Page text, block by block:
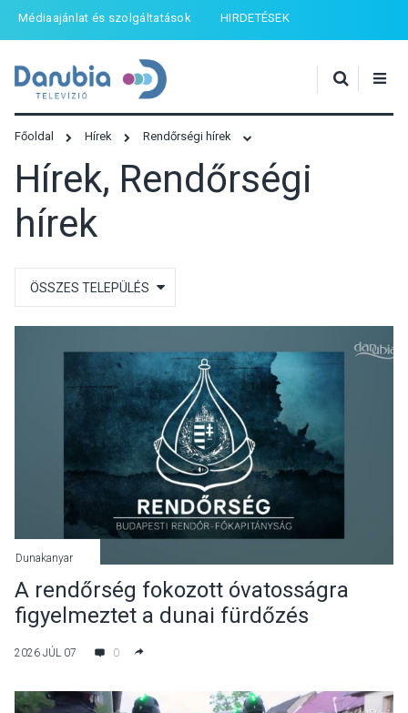
Médiaajánlat és szolgáltatások HIRDETÉSEK
Főoldal Hírek Rendőrségi hírek
Hírek, Rendőrségi
hírek
Dunakanyar
A rendőrség fokozott óvatosságra
figyelmeztet a dunai fürdőzés
veszélyei miatt
2026 JÚL 07 0